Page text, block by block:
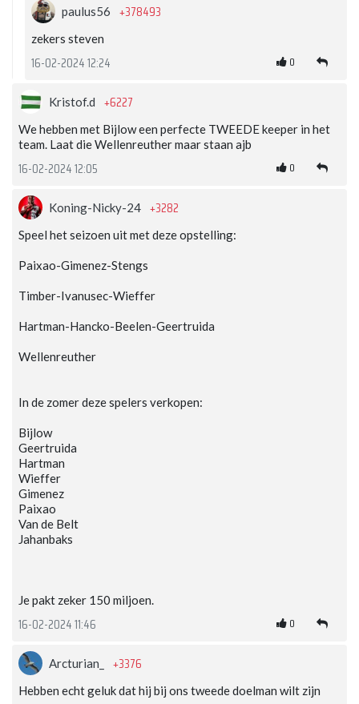
paulus56 +378493
zekers steven
16-02-2024 12:24 0
Kristof.d +6227
We hebben met Bijlow een perfecte TWEEDE keeper in het
team. Laat die Wellenreuther maar staan ajb
16-02-2024 12:05 0
Koning-Nicky-24 +3282
Speel het seizoen uit met deze opstelling:
Paixao-Gimenez-Stengs
Timber-Ivanusec-Wieffer
Hartman-Hancko-Beelen-Geertruida
Wellenreuther
In de zomer deze spelers verkopen:
Bijlow
Geertruida
Hartman
Wieffer
Gimenez
Paixao
Van de Belt
Jahanbaks
Je pakt zeker 150 miljoen.
16-02-2024 11:46 0
Arcturian_ +3376
Hebben echt geluk dat hij bij ons tweede doelman wilt zijn